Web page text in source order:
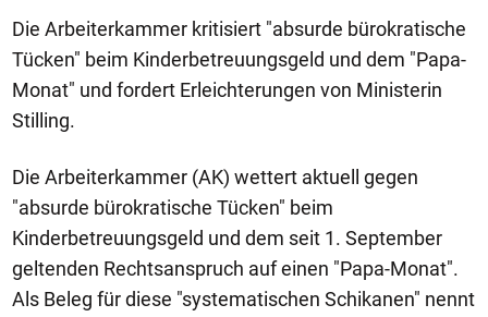
Die Arbeiterkammer kritisiert "absurde bürokratische
Tücken" beim Kinderbetreuungsgeld und dem "Papa-
Monat" und fordert Erleichterungen von Ministerin
Stilling.
Die Arbeiterkammer (AK) wettert aktuell gegen
"absurde bürokratische Tücken" beim
Kinderbetreuungsgeld und dem seit 1. September
geltenden Rechtsanspruch auf einen "Papa-Monat".
Als Beleg für diese "systematischen Schikanen" nennt